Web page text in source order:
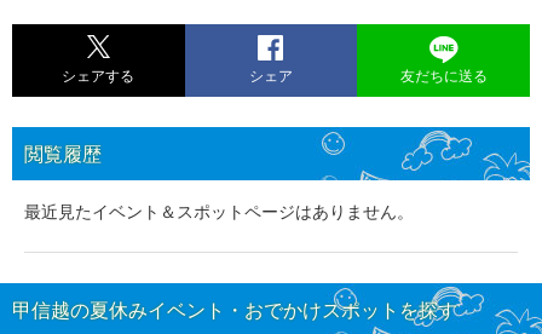
シェアする シェア 友だちに送る
閲覧履歴
最近見たイベント＆スポットページはありません。
甲信越の夏休みイベント・おでかけスポットを探す